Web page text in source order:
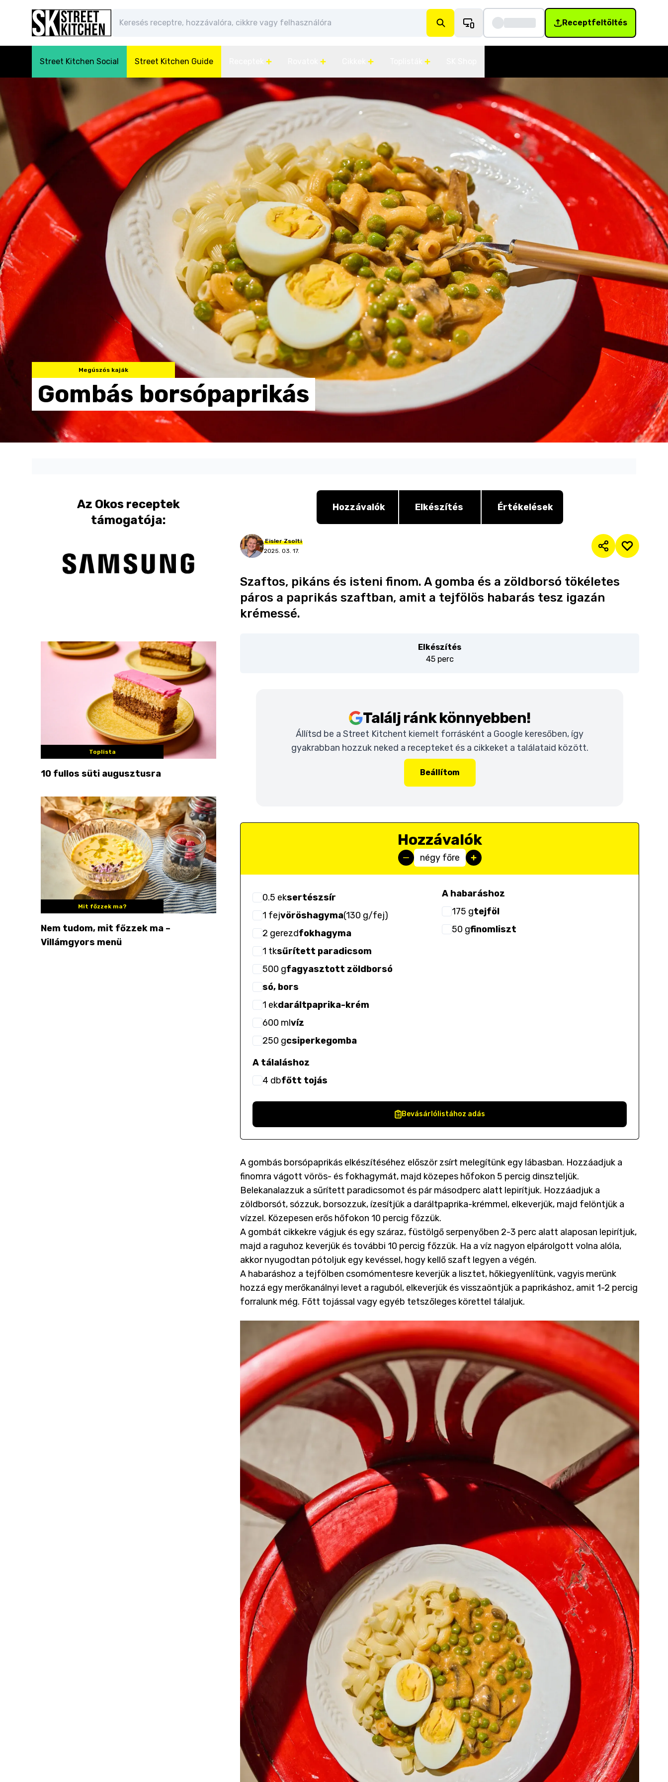
Receptfeltöltés
Street Kitchen Social Street Kitchen Guide
Megúszós kaják
Gombás borsópaprikás
Az Okos receptek
támogatója:
Toplista
10 fullos süti augusztusra
Mit főzzek ma?
Nem tudom, mit főzzek ma –
Villámgyors menü
Hozzávalók Elkészítés Értékelések
Eisler Zsolti
2025. 03. 17.
Szaftos, pikáns és isteni finom. A gomba és a zöldborsó tökéletes
páros a paprikás szaftban, amit a tejfölös habarás tesz igazán
krémessé.
Elkészítés
45 perc
Találj ránk könnyebben!
Állítsd be a Street Kitchent kiemelt forrásként a Google keresőben, így
gyakrabban hozzuk neked a recepteket és a cikkeket a találataid között.
Beállítom
Hozzávalók
négy főre
0.5 eksertészsír
1 fejvöröshagyma(130 g/fej)
2 gerezdfokhagyma
1 tksűrített paradicsom
500 gfagyasztott zöldborsó
só, bors
1 ekdaráltpaprika-krém
600 mlvíz
250 gcsiperkegomba
A habaráshoz
175 gtejföl
50 gfinomliszt
A tálaláshoz
4 dbfőtt tojás
Bevásárlólistához adás
A gombás borsópaprikás elkészítéséhez először zsírt melegítünk egy lábasban. Hozzáadjuk a
finomra vágott vörös- és fokhagymát, majd közepes hőfokon 5 percig dinszteljük.
Belekanalazzuk a sűrített paradicsomot és pár másodperc alatt lepirítjuk. Hozzáadjuk a
zöldborsót, sózzuk, borsozzuk, ízesítjük a daráltpaprika-krémmel, elkeverjük, majd felöntjük a
vízzel. Közepesen erős hőfokon 10 percig főzzük.
A gombát cikkekre vágjuk és egy száraz, füstölgő serpenyőben 2-3 perc alatt alaposan lepirítjuk,
majd a raguhoz keverjük és további 10 percig főzzük. Ha a víz nagyon elpárolgott volna alóla,
akkor nyugodtan pótoljuk egy kevéssel, hogy kellő szaft legyen a végén.
A habaráshoz a tejfölben csomómentesre keverjük a lisztet, hőkiegyenlítünk, vagyis merünk
hozzá egy merőkanálnyi levet a raguból, elkeverjük és visszaöntjük a paprikáshoz, amit 1-2 percig
forralunk még. Főtt tojással vagy egyéb tetszőleges körettel tálaljuk.